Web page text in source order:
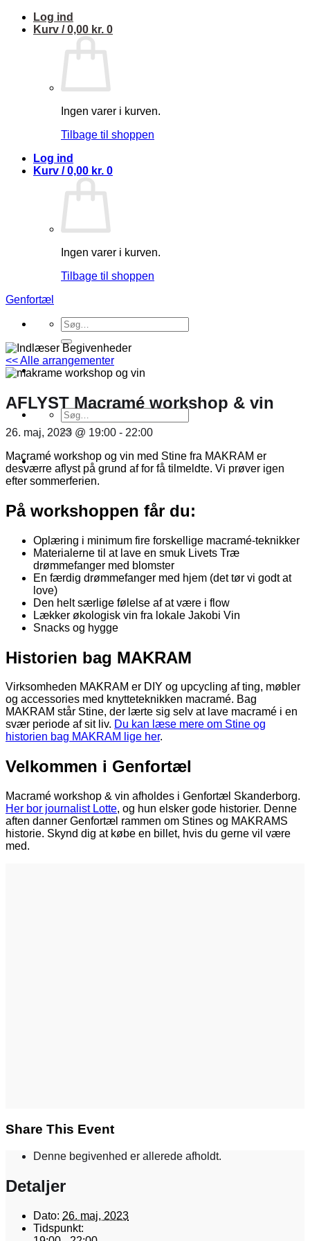
FortsætLog ind
Kurv /0,00 kr. 0
Ingen varer i kurven.
Tilbage til shoppen
Log ind
Kurv /0,00 kr. 0
Ingen varer i kurven.
Tilbage til shoppen
Genfortæl
Søg
efter:
Søg
efter:
<< Alle arrangementer
AFLYST Macramé workshop & vin
26. maj, 2023 @ 19:00 - 22:00
Macramé workshop og vin med Stine fra MAKRAM er
desværre aflyst på grund af for få tilmeldte. Vi prøver igen
efter sommerferien.
På workshoppen får du:
Oplæring i minimum fire forskellige macramé-teknikker
Materialerne til at lave en smuk Livets Træ
drømmefanger med blomster
En færdig drømmefanger med hjem (det tør vi godt at
love)
Den helt særlige følelse af at være i flow
Lækker økologisk vin fra lokale Jakobi Vin
Snacks og hygge
Historien bag MAKRAM
Virksomheden MAKRAM er DIY og upcycling af ting, møbler
og accessories med knytteteknikken macramé. Bag
MAKRAM står Stine, der lærte sig selv at lave macramé i en
svær periode af sit liv. Du kan læse mere om Stine og
historien bag MAKRAM lige her.
Velkommen i Genfortæl
Macramé workshop & vin afholdes i Genfortæl Skanderborg.
Her bor journalist Lotte, og hun elsker gode historier. Denne
aften danner Genfortæl rammen om Stines og MAKRAMS
historie. Skynd dig at købe en billet, hvis du gerne vil være
med.
Share This Event
Denne begivenhed er allerede afholdt.
Detaljer
Dato: 26. maj, 2023
Tidspunkt: